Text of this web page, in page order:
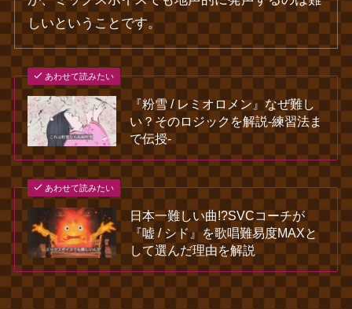
しいということです。
あわせて読みたい
『粉雪 / レミオロメン』なぜ難し
い？そのロジックを解説‐練習法ま
で伝授‐
あわせて読みたい
日本一難しい曲!?SVCコーチが
『嘘 / シド』を歌唱難易度MAXと
して選んだ理由を解説